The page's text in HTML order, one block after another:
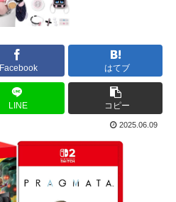
Facebook はてブ
LINE コピー
2025.06.09